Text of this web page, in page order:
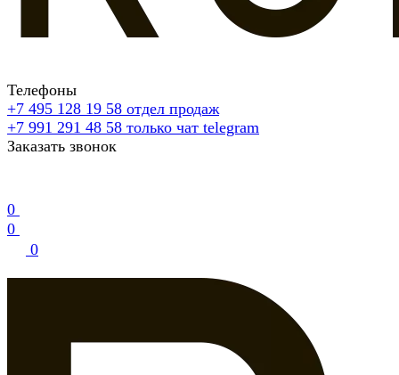
Телефоны
+7 495 128 19 58 отдел продаж
+7 991 291 48 58 только чат telegram
Заказать звонок
0
0
0